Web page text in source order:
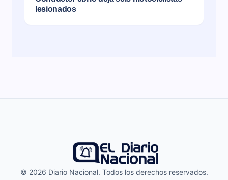
lesionados
© 2026 Diario Nacional. Todos los derechos reservados.